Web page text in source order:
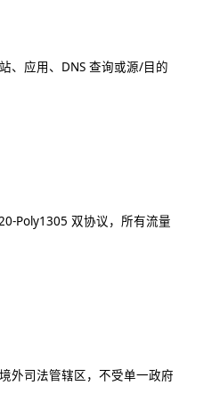
、应用、DNS 查询或源/目的
Poly1305 双协议，所有流量
外司法管辖区，不受单一政府